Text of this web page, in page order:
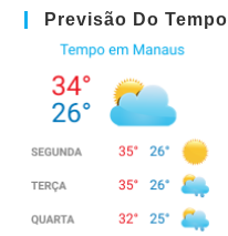
Previsão Do Tempo